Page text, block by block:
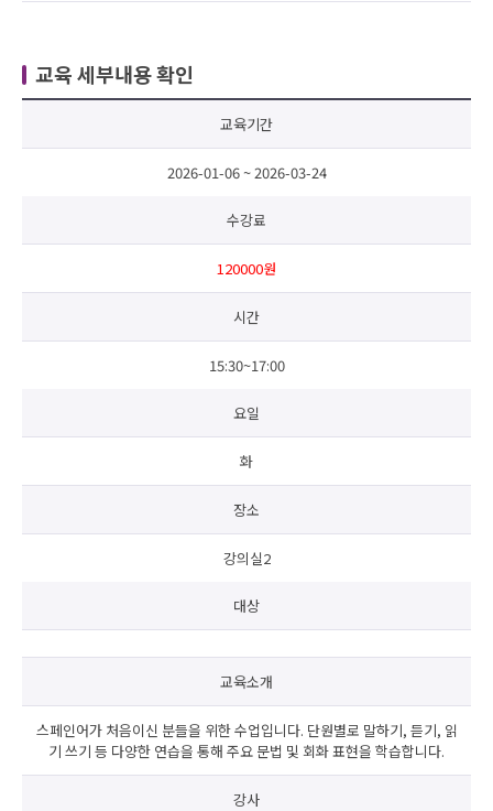
교육 세부내용 확인
교육기간
2026-01-06 ~ 2026-03-24
수강료
120000원
시간
15:30~17:00
요일
화
장소
강의실2
대상
교육소개
스페인어가 처음이신 분들을 위한 수업입니다. 단원별로 말하기, 듣기, 읽
기 쓰기 등 다양한 연습을 통해 주요 문법 및 회화 표현을 학습합니다.
강사